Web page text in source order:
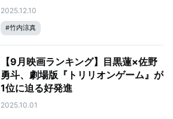
2025.12.10
#竹内涼真
【9月映画ランキング】目黒蓮×佐野
勇斗、劇場版『トリリオンゲーム』が
1位に迫る好発進
2025.10.01